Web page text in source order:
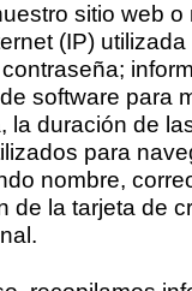
sitio web o
(IP) utilizada
software para
la duración de
para
nombre,
de la tarjeta de